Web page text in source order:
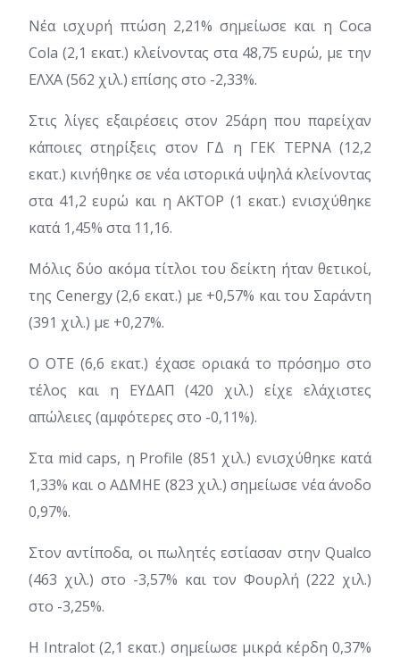
Νέα ισχυρή πτώση 2,21% σημείωσε και η Coca
Cola (2,1 εκατ.) κλείνοντας στα 48,75 ευρώ, με την
ΕΛΧΑ (562 χιλ.) επίσης στο -2,33%.
Στις λίγες εξαιρέσεις στον 25άρη που παρείχαν
κάποιες στηρίξεις στον ΓΔ η ΓΕΚ ΤΕΡΝΑ (12,2
εκατ.) κινήθηκε σε νέα ιστορικά υψηλά κλείνοντας
στα 41,2 ευρώ και η ΑΚΤΟΡ (1 εκατ.) ενισχύθηκε
κατά 1,45% στα 11,16.
Μόλις δύο ακόμα τίτλοι του δείκτη ήταν θετικοί,
της Cenergy (2,6 εκατ.) με +0,57% και του Σαράντη
(391 χιλ.) με +0,27%.
Ο ΟΤΕ (6,6 εκατ.) έχασε οριακά το πρόσημο στο
τέλος και η ΕΥΔΑΠ (420 χιλ.) είχε ελάχιστες
απώλειες (αμφότερες στο -0,11%).
Στα mid caps, η Profile (851 χιλ.) ενισχύθηκε κατά
1,33% και ο ΑΔΜΗΕ (823 χιλ.) σημείωσε νέα άνοδο
0,97%.
Στον αντίποδα, οι πωλητές εστίασαν στην Qualco
(463 χιλ.) στο -3,57% και τον Φουρλή (222 χιλ.)
στο -3,25%.
Η Intralot (2,1 εκατ.) σημείωσε μικρά κέρδη 0,37%